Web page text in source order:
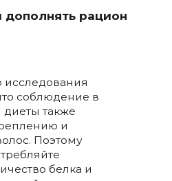
дополнять рацион
исследования
соблюдение в
также
и
Поэтому
белка и